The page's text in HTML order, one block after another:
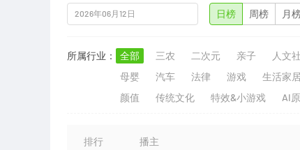
日榜 周榜 月
所属行业： 全部 三农 二次元 亲子 人文
母婴
汽车 法律 游戏 生活家
颜值
传统文化 特效&小游戏 AI
排行 播主